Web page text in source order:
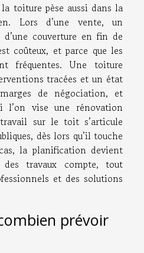
toiture pèse aussi dans la
Lors d’une vente, un
d’une couverture en fin de
coûteux, et parce que les
fréquentes. Une toiture
tracées et un état
de négociation, et
l’on vise une rénovation
sur le toit s’articule
dès lors qu’il touche
la planification devient
des travaux compte, tout
et des solutions
prévoir